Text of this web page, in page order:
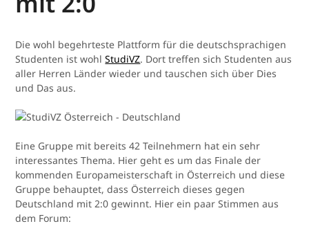
Die wohl begehrteste Plattform für die deutschsprachigen
Studenten ist wohlStudiVZ. Dort treffen sich Studenten aus
aller Herren Länder wieder und tauschen sich über Dies
und Das aus.
Eine Gruppe mit bereits 42 Teilnehmern hat ein sehr
interessantes Thema. Hier geht es um das Finale der
kommenden Europameisterschaft in Österreich und diese
Gruppe behauptet, dass Österreich dieses gegen
Deutschland mit 2:0 gewinnt. Hier ein paar Stimmen aus
dem Forum: